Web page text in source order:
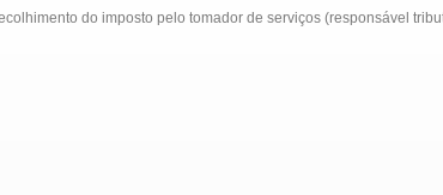
do imposto pelo tomador de serviços (responsável